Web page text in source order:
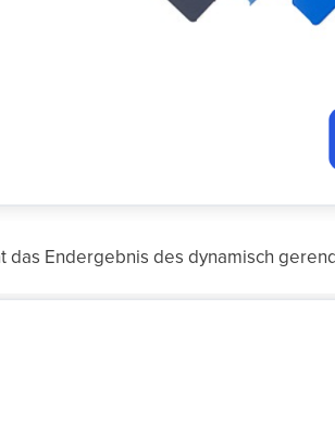
das Endergebnis des dynamisch